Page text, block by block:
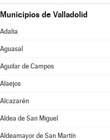
Municipios de Valladolid
Adalia
Aguasal
Aguilar de Campos
Alaejos
Alcazarén
Aldea de San Miguel
Aldeamayor de San Martín